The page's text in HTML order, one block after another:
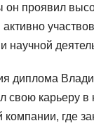
он проявил
научной
диплома
свою карьеру в
где